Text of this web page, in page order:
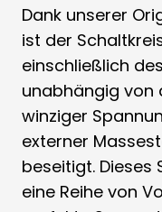
Dank unserer
ist der
einschließlich
unabhängig von
winziger
externer
beseitigt.
eine Reihe von